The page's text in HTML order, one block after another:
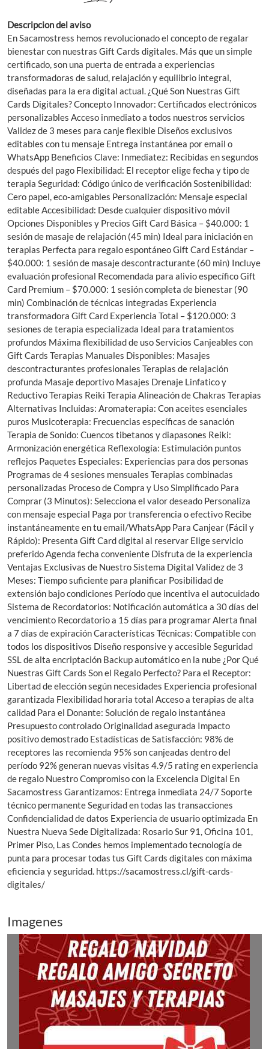
Descripcion del aviso
En Sacamostress hemos revolucionado el concepto de regalar
bienestar con nuestras Gift Cards digitales. Más que un simple
certificado, son una puerta de entrada a experiencias
transformadoras de salud, relajación y equilibrio integral,
diseñadas para la era digital actual. ¿Qué Son Nuestras Gift
Cards Digitales? Concepto Innovador: Certificados electrónicos
personalizables Acceso inmediato a todos nuestros servicios
Validez de 3 meses para canje flexible Diseños exclusivos
editables con tu mensaje Entrega instantánea por email o
WhatsApp Beneficios Clave: Inmediatez: Recibidas en segundos
después del pago Flexibilidad: El receptor elige fecha y tipo de
terapia Seguridad: Código único de verificación Sostenibilidad:
Cero papel, eco-amigables Personalización: Mensaje especial
editable Accesibilidad: Desde cualquier dispositivo móvil
Opciones Disponibles y Precios Gift Card Básica – $40.000: 1
sesión de masaje de relajación (45 min) Ideal para iniciación en
terapias Perfecta para regalo espontáneo Gift Card Estándar –
$40.000: 1 sesión de masaje descontracturante (60 min) Incluye
evaluación profesional Recomendada para alivio específico Gift
Card Premium – $70.000: 1 sesión completa de bienestar (90
min) Combinación de técnicas integradas Experiencia
transformadora Gift Card Experiencia Total – $120.000: 3
sesiones de terapia especializada Ideal para tratamientos
profundos Máxima flexibilidad de uso Servicios Canjeables con
Gift Cards Terapias Manuales Disponibles: Masajes
descontracturantes profesionales Terapias de relajación
profunda Masaje deportivo Masajes Drenaje Linfatico y
Reductivo Terapias Reiki Terapia Alineación de Chakras Terapias
Alternativas Incluidas: Aromaterapia: Con aceites esenciales
puros Musicoterapia: Frecuencias específicas de sanación
Terapia de Sonido: Cuencos tibetanos y diapasones Reiki:
Armonización energética Reflexología: Estimulación puntos
reflejos Paquetes Especiales: Experiencias para dos personas
Programas de 4 sesiones mensuales Terapias combinadas
personalizadas Proceso de Compra y Uso Simplificado Para
Comprar (3 Minutos): Selecciona el valor deseado Personaliza
con mensaje especial Paga por transferencia o efectivo Recibe
instantáneamente en tu email/WhatsApp Para Canjear (Fácil y
Rápido): Presenta Gift Card digital al reservar Elige servicio
preferido Agenda fecha conveniente Disfruta de la experiencia
Ventajas Exclusivas de Nuestro Sistema Digital Validez de 3
Meses: Tiempo suficiente para planificar Posibilidad de
extensión bajo condiciones Período que incentiva el autocuidado
Sistema de Recordatorios: Notificación automática a 30 días del
vencimiento Recordatorio a 15 días para programar Alerta final
a 7 días de expiración Características Técnicas: Compatible con
todos los dispositivos Diseño responsive y accesible Seguridad
SSL de alta encriptación Backup automático en la nube ¿Por Qué
Nuestras Gift Cards Son el Regalo Perfecto? Para el Receptor:
Libertad de elección según necesidades Experiencia profesional
garantizada Flexibilidad horaria total Acceso a terapias de alta
calidad Para el Donante: Solución de regalo instantánea
Presupuesto controlado Originalidad asegurada Impacto
positivo demostrado Estadísticas de Satisfacción: 98% de
receptores las recomienda 95% son canjeadas dentro del
período 92% generan nuevas visitas 4.9/5 rating en experiencia
de regalo Nuestro Compromiso con la Excelencia Digital En
Sacamostress Garantizamos: Entrega inmediata 24/7 Soporte
técnico permanente Seguridad en todas las transacciones
Confidencialidad de datos Experiencia de usuario optimizada En
Nuestra Nueva Sede Digitalizada: Rosario Sur 91, Oficina 101,
Primer Piso, Las Condes hemos implementado tecnología de
punta para procesar todas tus Gift Cards digitales con máxima
eficiencia y seguridad. https://sacamostress.cl/gift-cards-
digitales/
Imagenes